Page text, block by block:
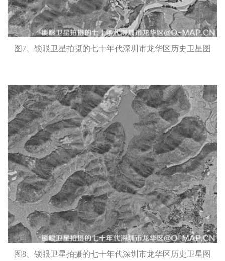
图7、锁眼卫星拍摄的七十年代深圳市龙华区历史卫星图
图8、锁眼卫星拍摄的七十年代深圳市龙华区历史卫星图